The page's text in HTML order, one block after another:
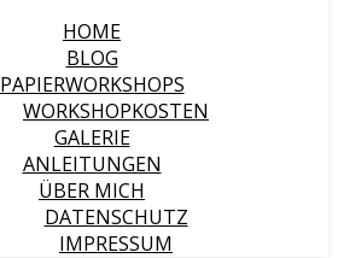
HOME
BLOG
PAPIERWORKSHOPS
WORKSHOPKOSTEN
GALERIE
ANLEITUNGEN
ÜBER MICH
DATENSCHUTZ
IMPRESSUM